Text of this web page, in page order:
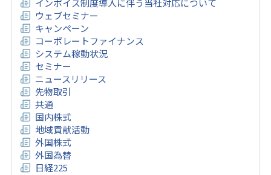
インボイス制度導入に伴う当社対応について
ウェブセミナー
キャンペーン
コーポレートファイナンス
システム稼動状況
セミナー
ニュースリリース
先物取引
共通
国内株式
地域貢献活動
外国株式
外国為替
日経225